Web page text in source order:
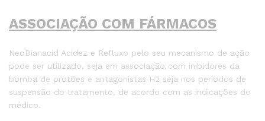
ASSOCIAÇÃO COM FÁRMACOS
NeoBianacid Acidez e Refluxo pelo seu mecanismo de ação
pode ser utilizado, seja em associação com inibidores da
bomba de protões e antagonistas H2 seja nos períodos de
suspensão do tratamento, de acordo com as indicações do
médico.